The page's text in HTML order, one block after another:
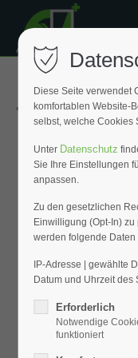
Register
Support
Lorem ipsum
24h/ 365days
Mon - Fri 8:00am -
Get in touch
Cybersteel Inc.
« Zurück zur
Diese Seite verwendet
komfortablen Website-
selbst, welche Cookies
Unter Datenschutz
Sie Ihre Einstellungen
anpassen.
Zu den gesetzlichen
Einwilligung (Opt-In)
werden folgende
IP-Adresse | gewählte
Datum und Uhrzeit des
Erforderlich
Notwendige
funktioniert